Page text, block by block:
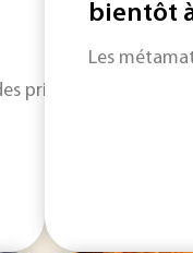
principaux
bientôt
Les